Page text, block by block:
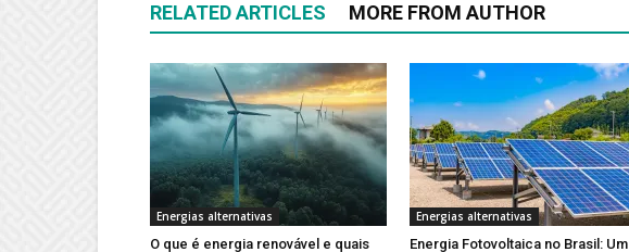
RELATED ARTICLES MORE FROM AUTHOR
Energias alternativas
O que é energia renovável e quais
Energias alternativas
Energia Fotovoltaica no Brasil: Um